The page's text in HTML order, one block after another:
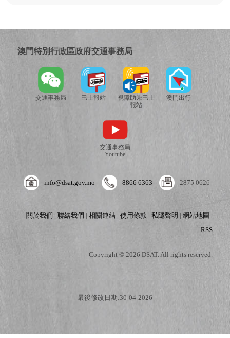
澳門特別行政區政府交通事務局
交通事務局 巴士報站
視障助乘巴士
報站
澳門出行
交通事務局
Youtube
info@dsat.gov.mo 8866 6363 2875 0626
關於我們 |聯絡我們 |相關連結 |使用條款 |私隱聲明 |網站地圖 |
RSS
Copyright © 2026 DSAT. All rights reserved.
最後修改日期:30-04-2026